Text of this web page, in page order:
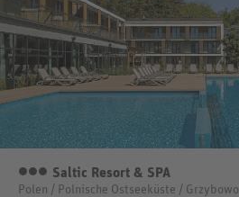
3 Sterne
Saltic Resort & SPA
Polen / Polnische Ostseeküste / Grzybowo